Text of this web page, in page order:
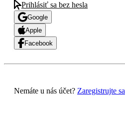
Prihlásiť sa bez hesla
Google
Apple
Facebook
Nemáte u nás účet? Zaregistrujte sa